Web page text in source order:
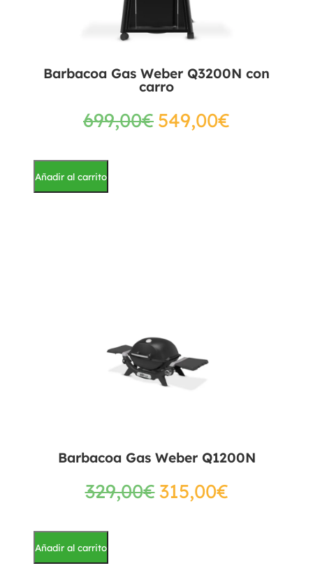
Barbacoa Gas Weber Q3200N con
carro
699,00€ 549,00€
Añadir al carrito
Barbacoa Gas Weber Q1200N
329,00€315,00€
Añadir al carrito